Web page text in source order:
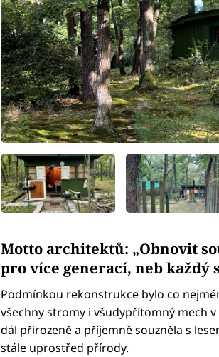
Motto architektů: „Obnovit
pro více generací, neb každý
Podmínkou rekonstrukce bylo co
všechny stromy i všudypřítomný mech
dál přirozeně a příjemně souzněla s
stále uprostřed přírody.